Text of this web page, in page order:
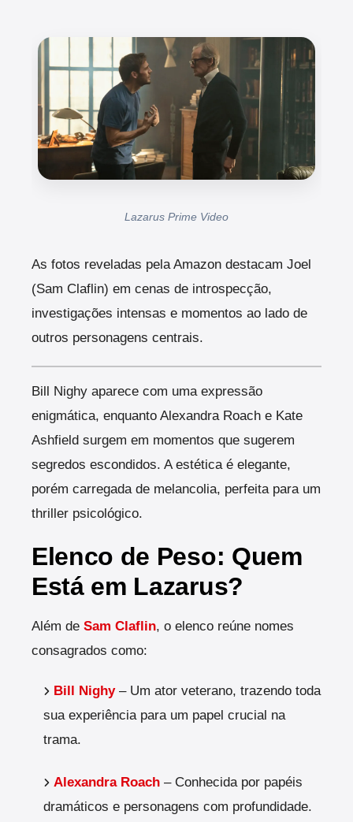
Lazarus Prime Video
As fotos reveladas pela Amazon destacam Joel
(Sam Claflin) em cenas de introspecção,
investigações intensas e momentos ao lado de
outros personagens centrais.
Bill Nighy aparece com uma expressão
enigmática, enquanto Alexandra Roach e Kate
Ashfield surgem em momentos que sugerem
segredos escondidos. A estética é elegante,
porém carregada de melancolia, perfeita para um
thriller psicológico.
Elenco de Peso: Quem
Está em Lazarus?
Além de Sam Claflin, o elenco reúne nomes
consagrados como:
Bill Nighy– Um ator veterano, trazendo toda
sua experiência para um papel crucial na
trama.
Alexandra Roach – Conhecida por papéis
dramáticos e personagens com profundidade.